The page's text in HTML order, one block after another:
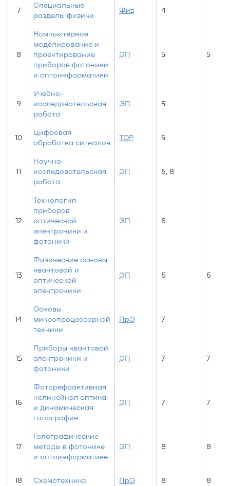
7
Специальные
разделы физики
Физ 4
8
Компьютерное
моделирование и
проектирование
приборов фотоники
и оптоинформатики
ЭП 5 5
9
Учебно-
исследовательская
работа
ЭП 5
10
Цифровая
обработка сигналов
ТОР 5
11
Научно-
исследовательская
работа
ЭП 6, 8
12
Технология
приборов
оптической
электроники и
фотоники
ЭП 6
13
Физические основы
квантовой и
оптической
электроники
ЭП 6 6
14
Основы
микропроцессорной
техники
ПрЭ 7
15
Приборы квантовой
электроники и
фотоники
ЭП 7 7
16
Фоторефрактивная
нелинейная оптика
и динамическая
голография
ЭП 7 7
17
Голографические
методы в фотонике
и оптоинформатике
ЭП 8 8
18 Схемотехника ПрЭ 8 8